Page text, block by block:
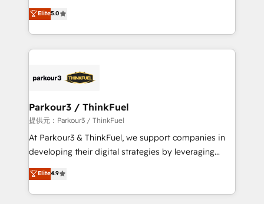
impact of your digital transformation, including a
detailed financial rationale with a focus on ROI and
embark on a transformational journey that sets your
business up for long-term success. Unlock your
DIGITALISIM, nous avons l'intime conviction que la
réussite des entreprises passe par l’innovation web,
le marketing digital, et la relation client ! C'est
pourquoi, nos experts sont à la fois capables de
référencement, votre stratégie digitale et le pilotage
projet HubSpot avec DIGITALISIM : 🧽 Nettoyage,
migration et intégration des bases de données. 🚀
Développement des interfaces avec vos logiciels
métiers ⚙️ Configuration de la plateforme HubSpot
Book Process & Guidelines utilisateurs 🎓
Formations des utilisateurs
Elite5.0
Parkour3 / ThinkFuel
提供元：Parkour3 / ThinkFuel
At Parkour3 & ThinkFuel, we support companies in
developing their digital strategies by leveraging
technologies and automating their marketing and
sales processes to generate growth. Our offer spans
from Strategy to Operations. We specialize in CRM
Elite4.9